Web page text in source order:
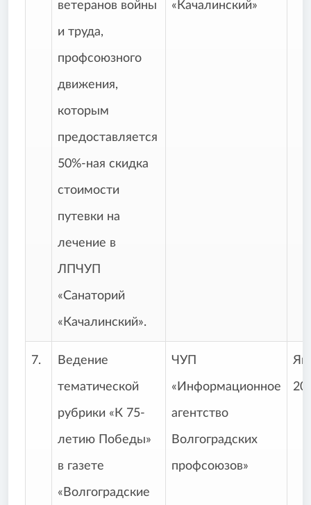
ветеранов войны
и труда,
профсоюзного
движения,
которым
предоставляется
50%-ная скидка
стоимости
путевки на
лечение в
ЛПЧУП
«Санаторий
«Качалинский».
«Качалинский»
7. Ведение
тематической
рубрики «К 75-
летию Победы»
в газете
«Волгоградские
ЧУП
«Информационное
агентство
Волгоградских
профсоюзов»